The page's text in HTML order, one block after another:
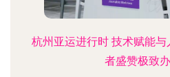
杭州亚运进行时 技术赋能
者盛赞极致